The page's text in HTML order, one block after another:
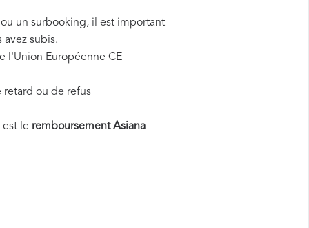
un surbooking, il est important
subis.
l'Union Européenne CE
retard ou de refus
le remboursement Asiana